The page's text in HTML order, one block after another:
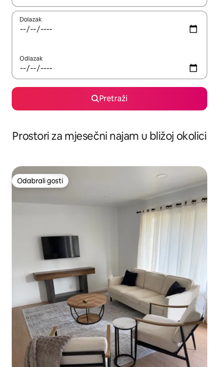
Dolazak
Odlazak
Pretraži
Prostori za mjesečni najam u bližoj okolici
Odabrali gosti
Odabrali gosti